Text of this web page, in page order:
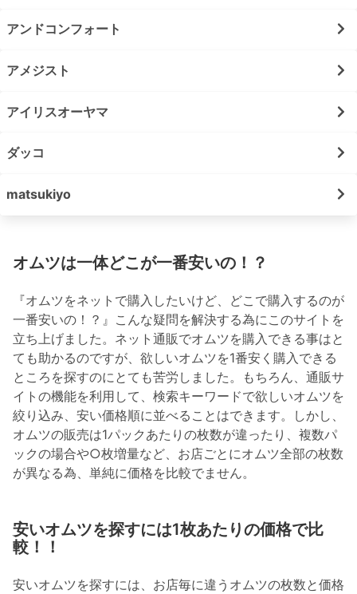
アンドコンフォート
アメジスト
アイリスオーヤマ
ダッコ
matsukiyo
オムツは一体どこが一番安いの！？
『オムツをネットで購入したいけど、どこで購入するのが
一番安いの！？』こんな疑問を解決する為にこのサイトを
立ち上げました。ネット通販でオムツを購入できる事はと
ても助かるのですが、欲しいオムツを1番安く購入できる
ところを探すのにとても苦労しました。もちろん、通販サ
イトの機能を利用して、検索キーワードで欲しいオムツを
絞り込み、安い価格順に並べることはできます。しかし、
オムツの販売は1パックあたりの枚数が違ったり、複数パ
ックの場合や○枚増量など、お店ごとにオムツ全部の枚数
が異なる為、単純に価格を比較でません。
安いオムツを探すには1枚あたりの価格で比
較！！
安いオムツを探すには、お店毎に違うオムツの枚数と価格